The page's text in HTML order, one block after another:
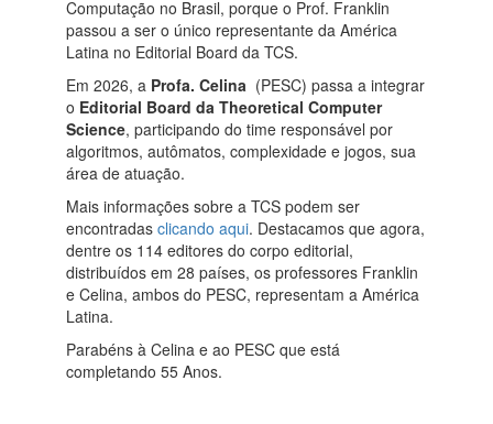
Computação no Brasil, porque o Prof. Franklin
passou a ser o único representante da América
Latina no Editorial Board da TCS.
Em 2026, a Profa. Celina (PESC) passa a integrar
o Editorial Board da Theoretical Computer
Science, participando do time responsável por
algoritmos, autômatos, complexidade e jogos, sua
área de atuação.
Mais informações sobre a TCS podem ser
encontradas clicando aqui. Destacamos que agora,
dentre os 114 editores do corpo editorial,
distribuídos em 28 países, os professores Franklin
e Celina, ambos do PESC, representam a América
Latina.
Parabéns à Celina e ao PESC que está
completando 55 Anos.